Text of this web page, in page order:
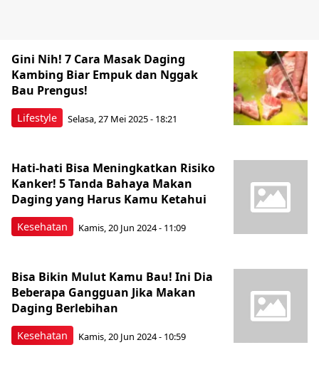
Lifestyle
Gini Nih! 7 Cara Masak Daging
Kambing Biar Empuk dan Nggak
Bau Prengus!
Selasa, 27 Mei 2025 - 18:21
Kesehatan
Hati-hati Bisa Meningkatkan Risiko
Kanker! 5 Tanda Bahaya Makan
Daging yang Harus Kamu Ketahui
Kamis, 20 Jun 2024 - 11:09
Kesehatan
Bisa Bikin Mulut Kamu Bau! Ini Dia
Beberapa Gangguan Jika Makan
Daging Berlebihan
Kamis, 20 Jun 2024 - 10:59